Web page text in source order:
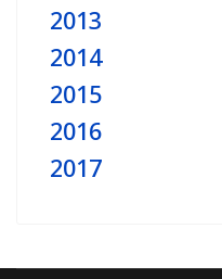
2013
2014
2015
2016
2017